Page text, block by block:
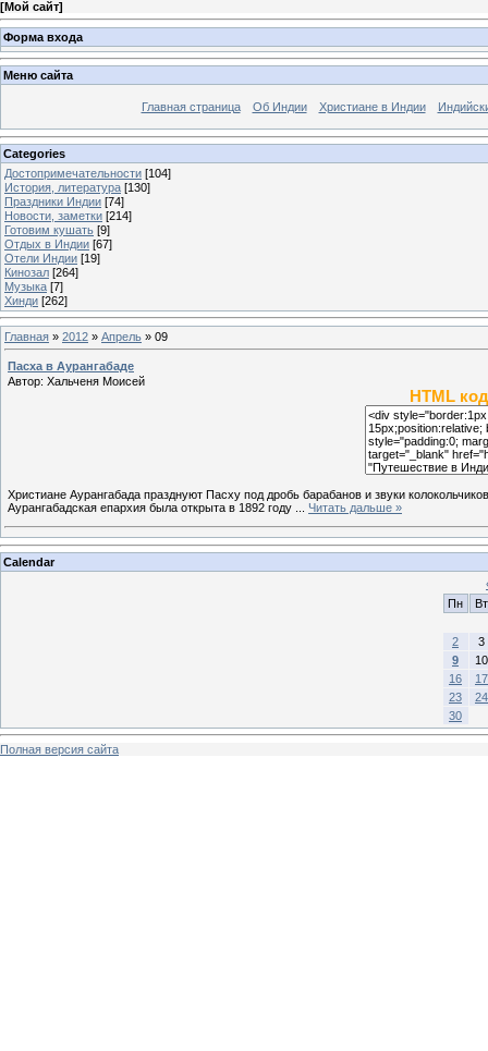
[Мой сайт]
Форма входа
Меню сайта
Главная страница Об Индии Христиане в Индии
Categories
Достопримечательности [104]
История, литература [130]
Праздники Индии [74]
Новости, заметки [214]
Готовим кушать [9]
Отдых в Индии [67]
Отели Индии [19]
Кинозал [264]
Музыка [7]
Хинди [262]
Главная » 2012 » Апрель » 09
Пасха в Аурангабаде
Автор: Хальченя Моисей
HTML
Христиане Аурангабада празднуют Пасху под дробь барабанов и звуки
Аурангабадская епархия была открыта в 1892 году
Читать дальше »
Calendar
Пн
Вт
2
3
9
10
16
17
23
24
30
Полная версия сайта